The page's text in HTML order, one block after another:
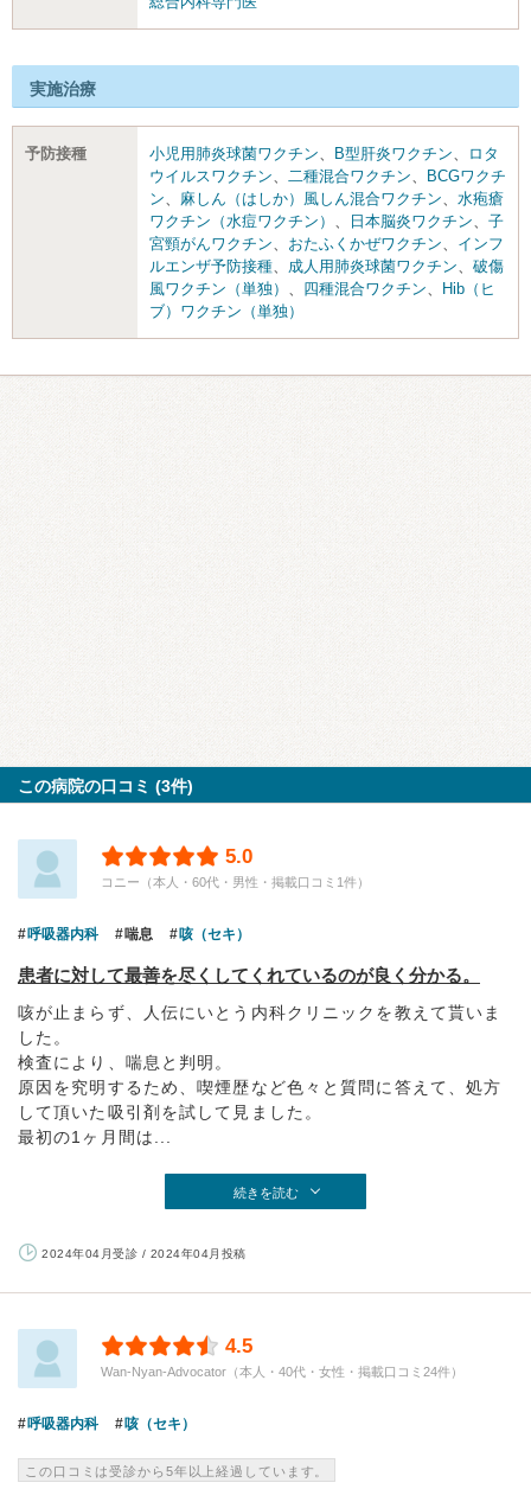
実施治療
予防接種 小児用肺炎球菌ワクチン B型肝炎ワクチン
ロタ
ウイルスワクチン
二種混合ワクチン
BCGワクチ
ン
麻しん（はしか）風しん混合ワクチン
水疱瘡
ワクチン（水痘ワクチン）
日本脳炎ワクチン
子
宮頸がんワクチン
おたふくかぜワクチン
インフ
ルエンザ予防接種
成人用肺炎球菌ワクチン
破傷
風ワクチン（単独）
四種混合ワクチン
Hib（ヒ
ブ）ワクチン（単独）
この病院の口コミ (3件)
5.0
コニー（本人・60代・男性・掲載口コミ1件）
呼吸器内科 喘息 咳（セキ）
患者に対して最善を尽くしてくれているのが良く分かる。
咳が止まらず、人伝にいとう内科クリニックを教えて貰いま
した。
検査により、喘息と判明。
原因を究明するため、喫煙歴など色々と質問に答えて、処方
して頂いた吸引剤を試して見ました。
最初の1ヶ月間は...
続きを読む
2024年04月受診 / 2024年04月投稿
4.5
Wan-Nyan-Advocator（本人・40代・女性・掲載口コミ24件）
呼吸器内科 咳（セキ）
この口コミは受診から5年以上経過しています。